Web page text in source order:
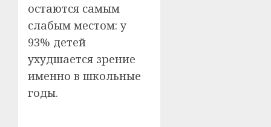
остаются самым
слабым местом: у
93% детей
ухудшается зрение
именно в школьные
годы.